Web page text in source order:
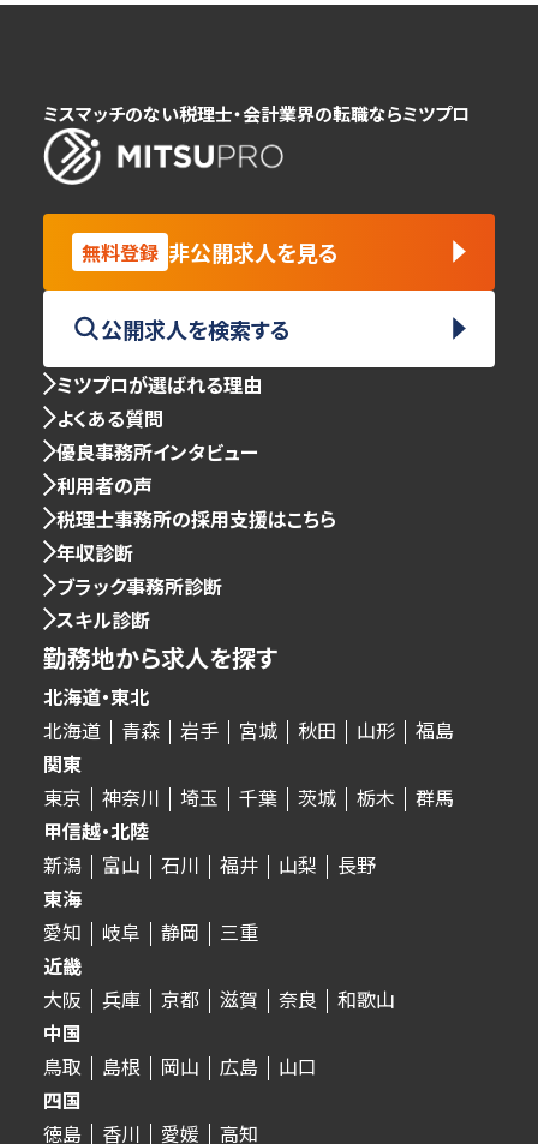
ミスマッチのない税理士・会計業界の転職ならミツプロ
無料登録 非公開求人を見る
公開求人を検索する
ミツプロが選ばれる理由
よくある質問
優良事務所インタビュー
利用者の声
税理士事務所の採用支援はこちら
年収診断
ブラック事務所診断
スキル診断
勤務地から求人を探す
北海道・東北
北海道
青森 岩手 宮城 秋田 山形
福島
関東
東京
神奈川 埼玉 千葉 茨城 栃木
群馬
甲信越・北陸
新潟
富山 石川 福井 山梨
長野
東海
愛知
岐阜 静岡
三重
近畿
大阪
兵庫 京都 滋賀 奈良
和歌山
中国
鳥取
島根 岡山 広島
山口
四国
徳島
香川 愛媛 高知